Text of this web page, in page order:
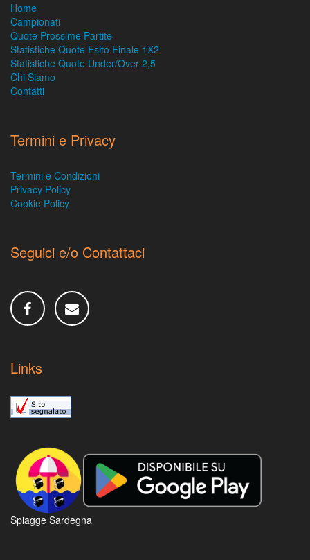
Home
Campionati
Quote Prossime Partite
Statistiche Quote Esito Finale 1X2
Statistiche Quote Under/Over 2,5
Chi Siamo
Contatti
Termini e Privacy
Termini e Condizioni
Privacy Policy
Cookie Policy
Seguici e/o Contattaci
Links
Spiagge Sardegna